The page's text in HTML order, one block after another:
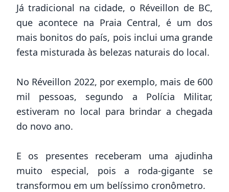
Já tradicional na cidade, o Réveillon de BC,
que acontece na Praia Central, é um dos
mais bonitos do país, pois inclui uma grande
festa misturada às belezas naturais do local.
No Réveillon 2022, por exemplo, mais de 600
mil pessoas, segundo a Polícia Militar,
estiveram no local para brindar a chegada
do novo ano.
E os presentes receberam uma ajudinha
muito especial, pois a roda-gigante se
transformou em um belíssimo cronômetro.